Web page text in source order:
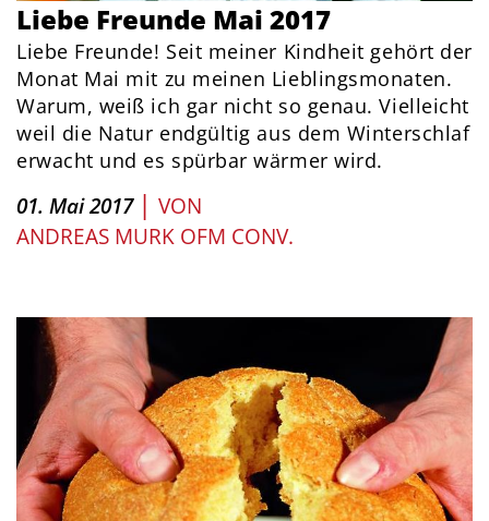
Liebe Freunde Mai 2017
Liebe Freunde! Seit meiner Kindheit gehört der
Monat Mai mit zu meinen Lieblingsmonaten.
Warum, weiß ich gar nicht so genau. Vielleicht
weil die Natur endgültig aus dem Winterschlaf
erwacht und es spürbar wärmer wird.
01. Mai 2017 | VON
ANDREAS MURK OFM CONV.